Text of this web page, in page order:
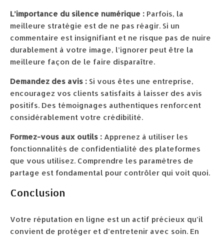
L’importance du silence numérique : Parfois, la
meilleure stratégie est de ne pas réagir. Si un
commentaire est insignifiant et ne risque pas de nuire
durablement à votre image, l’ignorer peut être la
meilleure façon de le faire disparaître.
Demandez des avis : Si vous êtes une entreprise,
encouragez vos clients satisfaits à laisser des avis
positifs. Des témoignages authentiques renforcent
considérablement votre crédibilité.
Formez-vous aux outils : Apprenez à utiliser les
fonctionnalités de confidentialité des plateformes
que vous utilisez. Comprendre les paramètres de
partage est fondamental pour contrôler qui voit quoi.
Conclusion
Votre réputation en ligne est un actif précieux qu’il
convient de protéger et d’entretenir avec soin. En